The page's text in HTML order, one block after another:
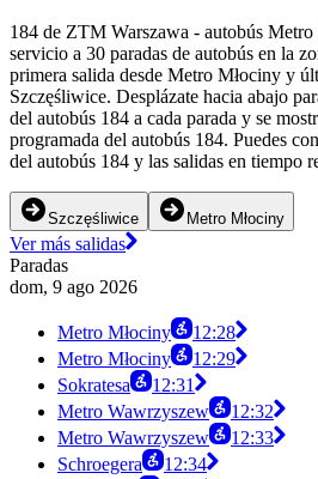
184 de ZTM Warszawa - autobús
servicio a 30 paradas de autobús en la
primera salida desde Metro Młociny y
Szczęśliwice. Desplázate hacia abajo
del autobús 184 a cada parada y se
programada del autobús 184. Puedes
del autobús 184 y las salidas en tiempo
Szczęśliwice Metro Młociny
Ver más salidas
Paradas
dom, 9 ago 2026
Metro Młociny
12:28
Metro Młociny
12:29
Sokratesa
12:31
Metro Wawrzyszew
12:32
Metro Wawrzyszew
12:33
Schroegera
12:34